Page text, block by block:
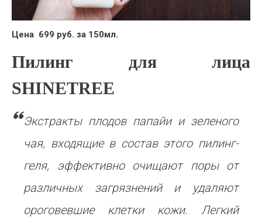
Цена 699 руб. за 150мл.
Пилинг для лица
SHINETREE
Экстракты плодов папайи и зеленого
чая, входящие в состав этого пилинг-
геля, эффективно очищают поры от
различных загрязнений и удаляют
ороговевшие клетки кожи. Легкий